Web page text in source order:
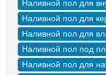
Наливной пол для
Наливной пол для
Наливной пол для
Наливной пол под
Наливной пол для